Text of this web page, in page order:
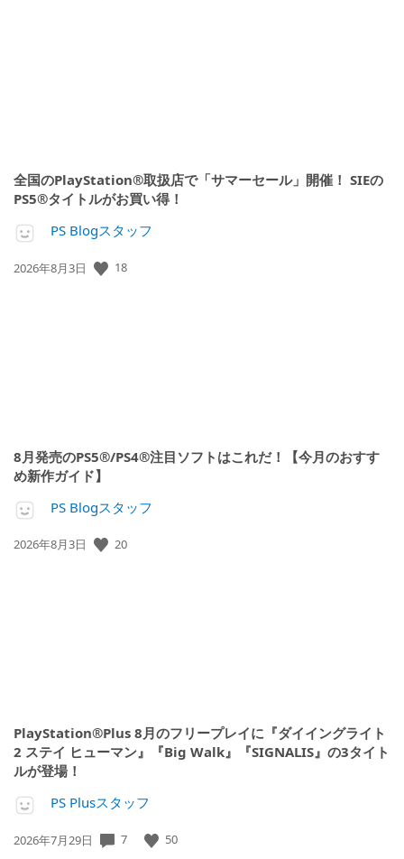
全国のPlayStation®取扱店で「サマーセール」開催！ SIEの
PS5®タイトルがお買い得！
PS Blogスタッフ
公
2026年8月3日 18
8月発売のPS5®/PS4®注目ソフトはこれだ！【今月のおすす
め新作ガイド】
PS Blogスタッフ
公
2026年8月3日 20
PlayStation®Plus 8月のフリープレイに『ダイイングライト
2 ステイ ヒューマン』『Big Walk』『SIGNALIS』の3タイト
ルが登場！
PS Plusスタッフ
公
2026年7月29日 7 50